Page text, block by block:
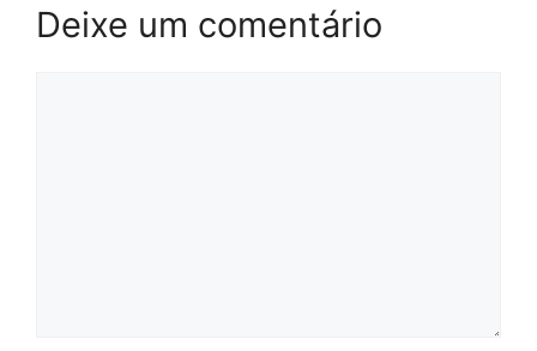
Deixe um comentário